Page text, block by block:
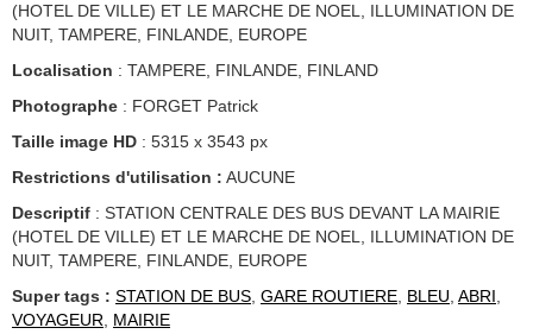
(HOTEL DE VILLE) ET LE MARCHE DE NOEL, ILLUMINATION DE
NUIT, TAMPERE, FINLANDE, EUROPE
Localisation : TAMPERE, FINLANDE, FINLAND
Photographe : FORGET Patrick
Taille image HD : 5315 x 3543 px
Restrictions d'utilisation : AUCUNE
Descriptif : STATION CENTRALE DES BUS DEVANT LA MAIRIE
(HOTEL DE VILLE) ET LE MARCHE DE NOEL, ILLUMINATION DE
NUIT, TAMPERE, FINLANDE, EUROPE
Super tags : STATION DE BUS, GARE ROUTIERE, BLEU, ABRI,
VOYAGEUR, MAIRIE